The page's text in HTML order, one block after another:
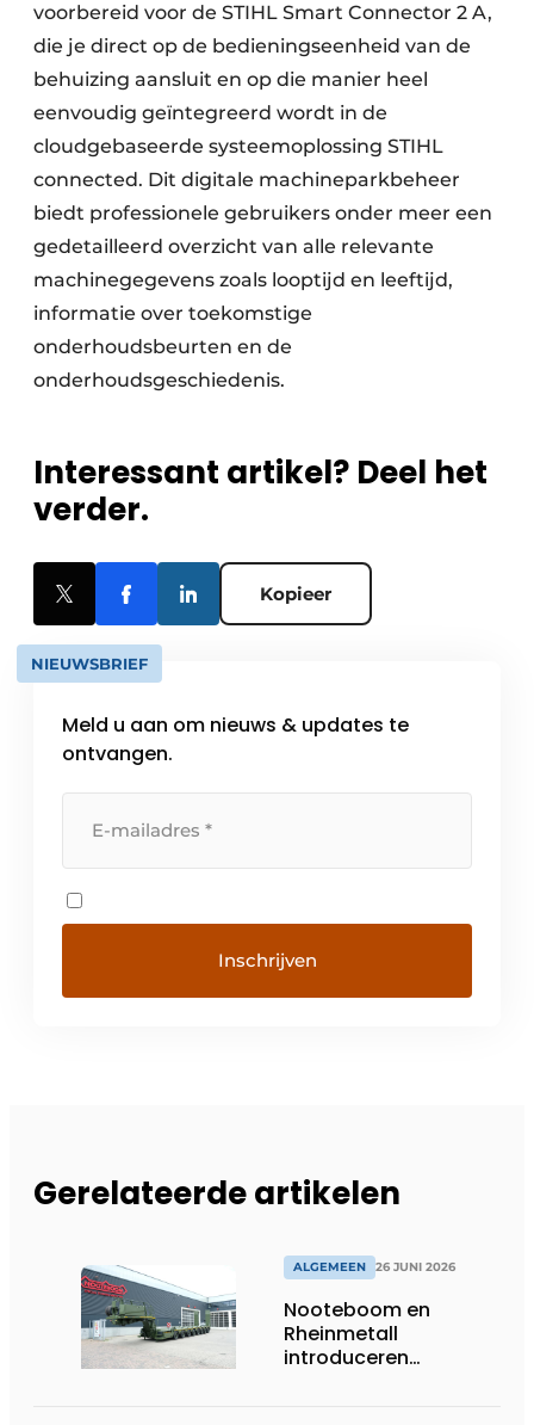
voorbereid voor de STIHL Smart Connector 2 A,
die je direct op de bedieningseenheid van de
behuizing aansluit en op die manier heel
eenvoudig geïntegreerd wordt in de
cloudgebaseerde systeemoplossing STIHL
connected. Dit digitale machineparkbeheer
biedt professionele gebruikers onder meer een
gedetailleerd overzicht van alle relevante
machinegegevens zoals looptijd en leeftijd,
informatie over toekomstige
onderhoudsbeurten en de
onderhoudsgeschiedenis.
Interessant artikel? Deel het
verder.
Kopieer
NIEUWSBRIEF
Meld u aan om nieuws & updates te
ontvangen.
Gerelateerde artikelen
ALGEMEEN 26 JUNI 2026
Nooteboom en
Rheinmetall
introduceren